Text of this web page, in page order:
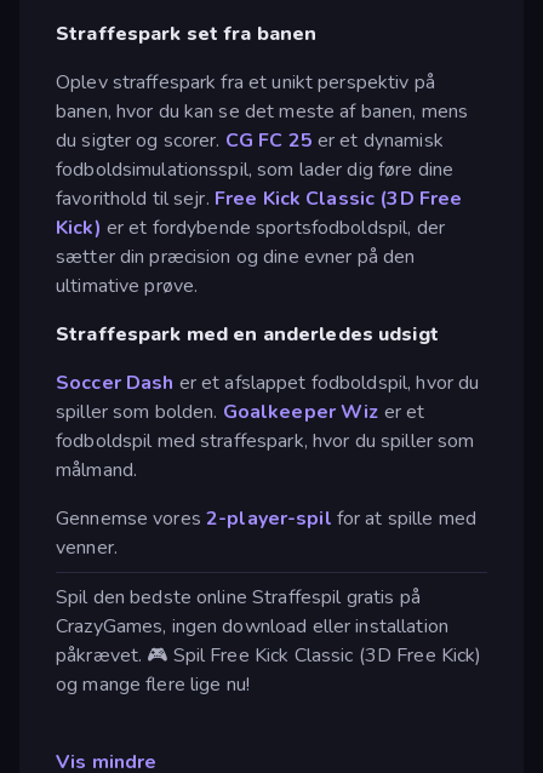
Straffespark set fra banen
Oplev straffespark fra et unikt perspektiv på
banen, hvor du kan se det meste af banen, mens
du sigter og scorer. CG FC 25 er et dynamisk
fodboldsimulationsspil, som lader dig føre dine
favorithold til sejr. Free Kick Classic (3D Free
Kick) er et fordybende sportsfodboldspil, der
sætter din præcision og dine evner på den
ultimative prøve.
Straffespark med en anderledes udsigt
Soccer Dash er et afslappet fodboldspil, hvor du
spiller som bolden. Goalkeeper Wiz er et
fodboldspil med straffespark, hvor du spiller som
målmand.
Gennemse vores 2-player-spil for at spille med
venner.
Spil den bedste online Straffespil gratis på
CrazyGames, ingen download eller installation
påkrævet. 🎮 Spil Free Kick Classic (3D Free Kick)
og mange flere lige nu!
Vis mindre